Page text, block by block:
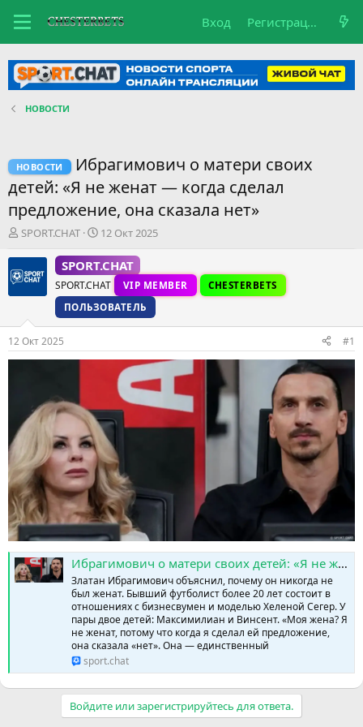
Вход Регистрация
НОВОСТИ
НОВОСТИ
Ибрагимович о матери своих
детей: «Я не женат — когда сделал
предложение, она сказала нет»
А
т
о
е
м
ы
SPORT.CHAT
Д
т
а
н
а
ч
л
а
12 Окт 2025
SPORT.CHAT
SPORT.CHAT VIP MEMBER
CHESTERBETS
ПОЛЬЗОВАТЕЛЬ
12 Окт 2025 #1
Ибрагимович о матери своих детей: «Я не женат — когда сделал предложение, она сказала нет» » SPORTCHAT - Новости спорта | Футбол | Онлайн трансляции | Чат | Результаты матчей | Спорт | Прогнозы на спорт
Златан Ибрагимович объяснил, почему он никогда не
был женат. Бывший футболист более 20 лет состоит в
отношениях с бизнесвумен и моделью Хеленой Сегер. У
пары двое детей: Максимилиан и Винсент. «Моя жена? Я
не женат, потому что когда я сделал ей предложение,
она сказала «нет». Она — единственный
sport.chat
Войдите или зарегистрируйтесь для ответа.